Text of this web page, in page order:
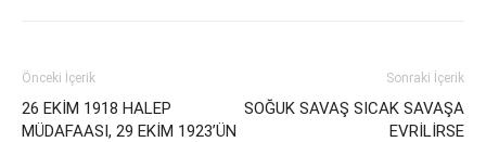
Önceki İçerik
26 EKİM 1918 HALEP
MÜDAFAASI, 29 EKİM 1923’ÜN
Sonraki İçerik
SOĞUK SAVAŞ SICAK SAVAŞA
EVRİLİRSE